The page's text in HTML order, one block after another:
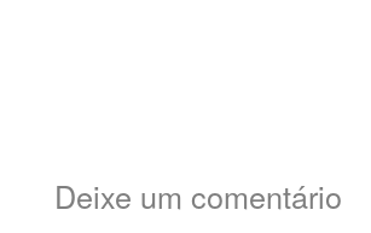
Deixe um comentário